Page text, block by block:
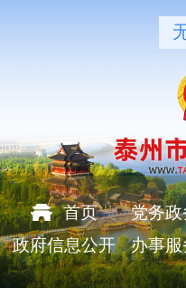
首页 党务政
政府信息公开
办事服